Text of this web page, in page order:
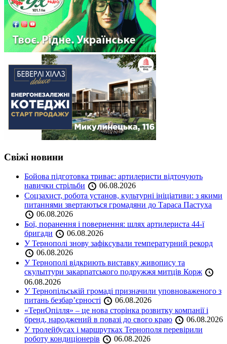
Свіжі новини
Бойова підготовка триває: артилеристи відточують
навички стрільби
06.08.2026
Соцзахист, робота установ, культурні ініціативи: з якими
питаннями звертаються громадяни до Тараса Пастуха
06.08.2026
Бої, поранення і повернення: шлях артилериста 44-ї
бригади
06.08.2026
У Тернополі знову зафіксували температурний рекорд
06.08.2026
У Тернополі відкриють виставку живопису та
скульптури закарпатського подружжя митців Корж
06.08.2026
У Тернопільській громаді призначили уповноваженого з
питань безбар’єрності
06.08.2026
«ТернОпілля» – це нова сторінка розвитку компанії і
бренд, народжений в повазі до свого краю
06.08.2026
У тролейбусах і маршрутках Тернополя перевірили
роботу кондиціонерів
06.08.2026